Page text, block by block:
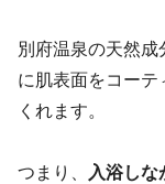
別府温泉の天然
に肌表面をコーテ
くれます。
つまり、 入浴しな